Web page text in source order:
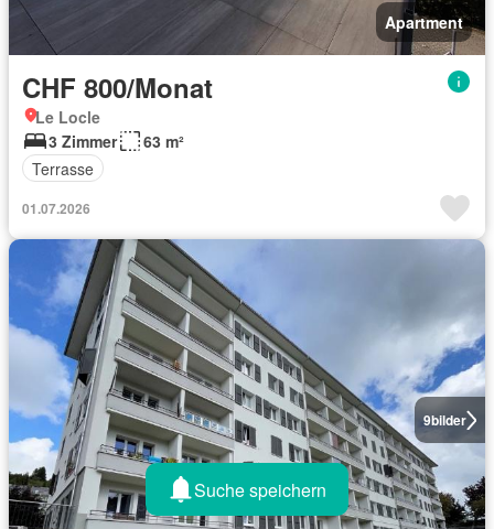
Apartment
CHF 800/Monat
Le Locle
3 Zimmer
63 m²
Terrasse
01.07.2026
9bilder
Suche speichern